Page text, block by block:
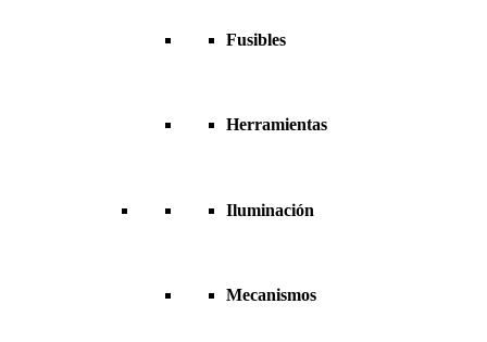
Fusibles
Herramientas
Iluminación
Mecanismos